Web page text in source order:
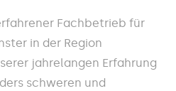
Fachbetrieb für
in der Region
jahrelangen Erfahrung
schweren und